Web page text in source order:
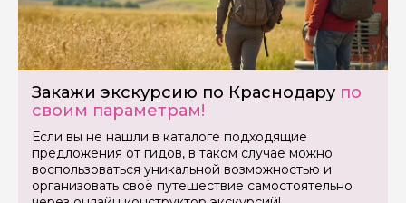
Закажи экскурсию по Краснодару по
своим параметрам!
Если вы не нашли в каталоге подходящие
предложения от гидов, в таком случае можно
воспользоваться уникальной возможностью и
организовать своё путешествие самостоятельно